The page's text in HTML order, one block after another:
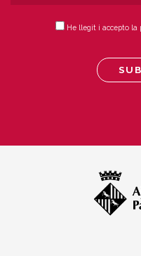
He llegit i accepto la